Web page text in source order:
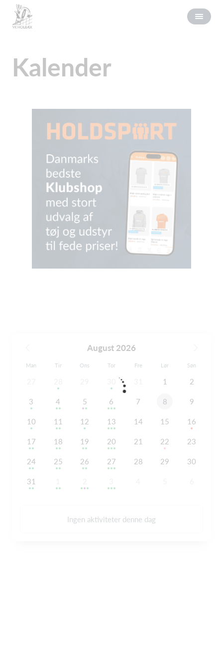
Kalender
August 2026
Man Tir Ons Tor Fre Lør Søn
1 2
3 4 5 6 7 8 9
10 11 12 13 14 15 16
17 18 19 20 21 22 23
24 25 26 27 28 29 30
31
Ingen aktiviteter denne dag